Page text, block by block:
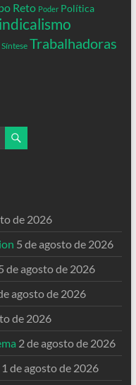
Reto Poder Política
Síntese Trabalhadoras
de 2026
5 de agosto de 2026
de agosto de 2026
agosto de 2026
de 2026
2 de agosto de 2026
1 de agosto de 2026